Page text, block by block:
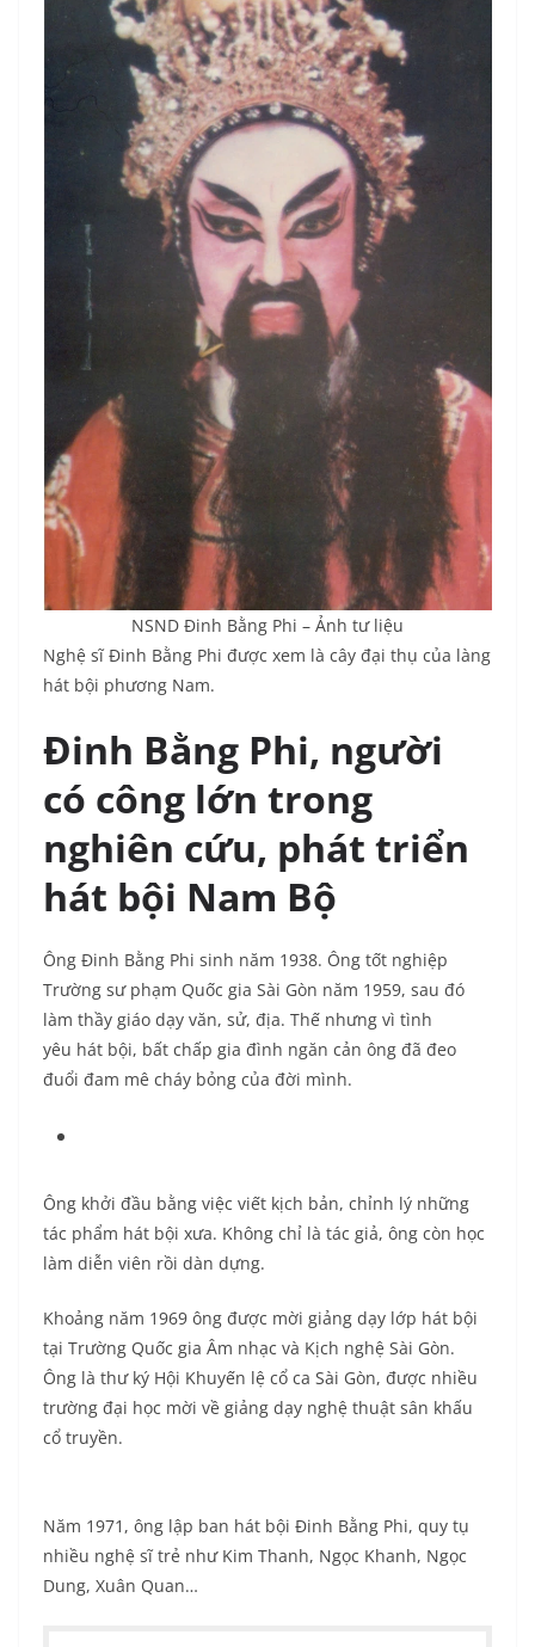
NSND Đinh Bằng Phi – Ảnh tư liệu
Nghệ sĩ Đinh Bằng Phi được xem là cây đại thụ của làng
hát bội phương Nam.
Đinh Bằng Phi, người
có công lớn trong
nghiên cứu, phát triển
hát bội Nam Bộ
Ông Đinh Bằng Phi sinh năm 1938. Ông tốt nghiệp
Trường sư phạm Quốc gia Sài Gòn năm 1959, sau đó
làm thầy giáo dạy văn, sử, địa. Thế nhưng vì tình
yêu hát bội, bất chấp gia đình ngăn cản ông đã đeo
đuổi đam mê cháy bỏng của đời mình.
Ông khởi đầu bằng việc viết kịch bản, chỉnh lý những
tác phẩm hát bội xưa. Không chỉ là tác giả, ông còn học
làm diễn viên rồi dàn dựng.
Khoảng năm 1969 ông được mời giảng dạy lớp hát bội
tại Trường Quốc gia Âm nhạc và Kịch nghệ Sài Gòn.
Ông là thư ký Hội Khuyến lệ cổ ca Sài Gòn, được nhiều
trường đại học mời về giảng dạy nghệ thuật sân khấu
cổ truyền.
Năm 1971, ông lập ban hát bội Đinh Bằng Phi, quy tụ
nhiều nghệ sĩ trẻ như Kim Thanh, Ngọc Khanh, Ngọc
Dung, Xuân Quan…